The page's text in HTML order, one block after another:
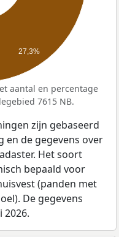
27,3%
aantal en percentage
7615 NB.
zijn gebaseerd
en de gegevens over
Het soort
bepaald voor
(panden met
De gegevens
2026.